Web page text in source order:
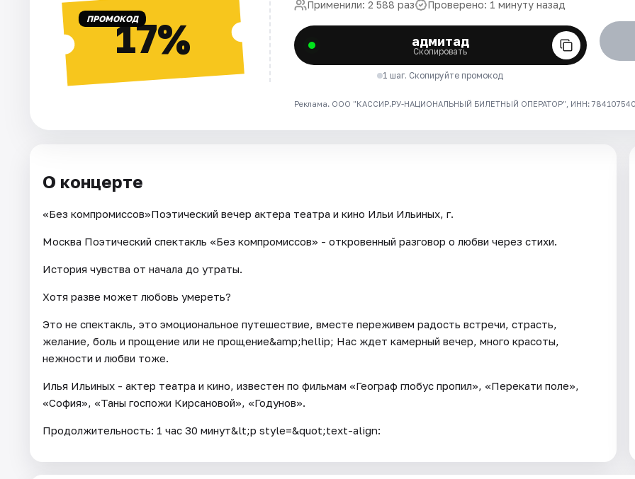
ПРОМОКОД17%
Применили: 2 588 раз Проверено: 1 минуту назад
адмитад
Скопировать
1 шаг. Скопируйте промокод
Реклама. ООО "КАССИР.РУ-НАЦИОНАЛЬНЫЙ БИЛЕТНЫЙ ОПЕРАТОР", ИНН: 7841075409
О концерте
«Без компромиссов»Поэтический вечер актера театра и кино Ильи Ильиных, г.
Москва Поэтический спектакль «Без компромиссов» - откровенный разговор о любви через стихи.
История чувства от начала до утраты.
Хотя разве может любовь умереть?
Это не спектакль, это эмоциональное путешествие, вместе переживем радость встречи, страсть,
желание, боль и прощение или не прощение&amp;hellip; Нас ждет камерный вечер, много красоты,
нежности и любви тоже.
Илья Ильиных - актер театра и кино, известен по фильмам «Географ глобус пропил», «Перекати поле»,
«София», «Таны госпожи Кирсановой», «Годунов».
Продолжительность: 1 час 30 минут&lt;p style=&quot;text-align: